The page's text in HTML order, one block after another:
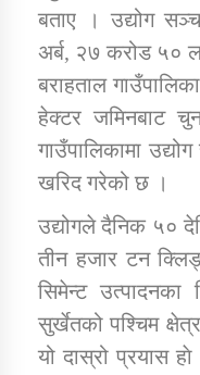
तातोपानी गाउँपालिका जुम्लाको
बताए । उद्योग
अर्ब, २७ करोड ५०
बराहताल
हेक्टर जमिनबाट
गाउँपालिकामा
खरिद गरेको छ ।
उद्योगले दैनिक ५०
तीन हजार टन
सिमेन्ट उत्पादनका
सुर्खेतको पश्चिम
यो दास्रो प्रयास